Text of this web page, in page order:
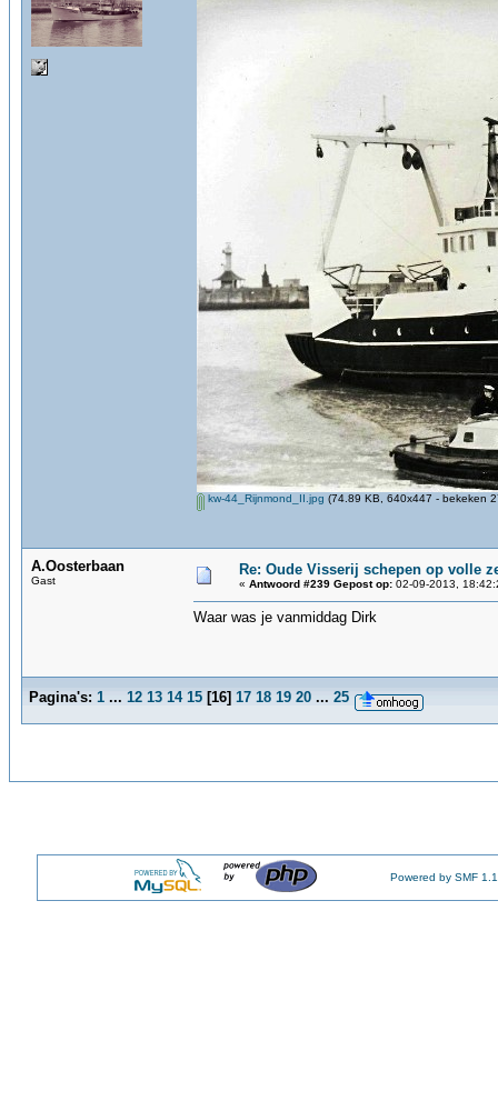
kw-44_Rijnmond_II.jpg (74.89 KB, 640x447 - bekeken
A.Oosterbaan
Gast
Re: Oude Visserij schepen op volle
« Antwoord #239 Gepost op: 02-09-2013,
Waar was je vanmiddag Dirk
Pagina's: 1 ... 12 13 14 15 [16] 17 18 19 20 ... 25
Powered by SMF